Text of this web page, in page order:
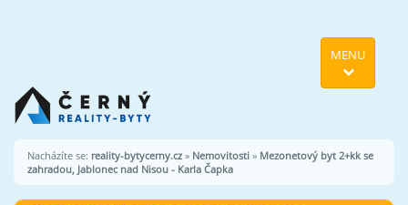
MENU
Nacházíte se: reality-bytycerny.cz » Nemovitosti » Mezonetový byt 2+kk se
zahradou, Jablonec nad Nisou - Karla Čapka